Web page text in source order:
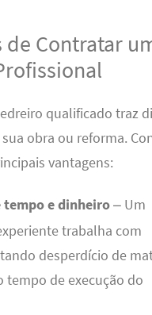
de Contratar
qualificado traz
obra ou reforma.
vantagens:
tempo e dinheiro– Um
trabalha com
desperdício de
tempo de execução do